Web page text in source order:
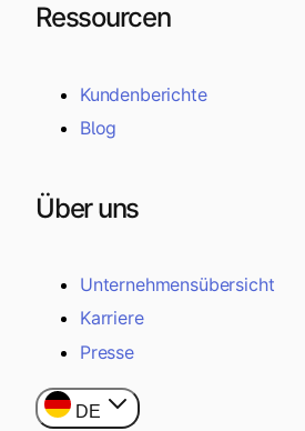
Ressourcen
Kundenberichte
Blog
Über uns
Unternehmensübersicht
Karriere
Presse
DE